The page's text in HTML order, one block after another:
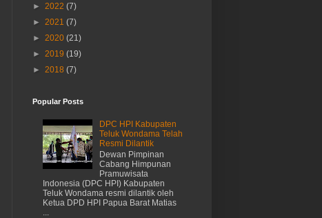
► 2022 (7)
► 2021 (7)
► 2020 (21)
► 2019 (19)
► 2018 (7)
Popular Posts
DPC HPI Kabupaten
Teluk Wondama Telah
Resmi Dilantik
Dewan Pimpinan
Cabang Himpunan
Pramuwisata
Indonesia (DPC HPI) Kabupaten
Teluk Wondama resmi dilantik oleh
Ketua DPD HPI Papua Barat Matias
...